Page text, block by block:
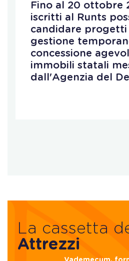
Fino al 20 ottobre
iscritti al Runts
candidare progetti
gestione
concessione
immobili statali
dall'Agenzia del
La cassetta
Attrezzi